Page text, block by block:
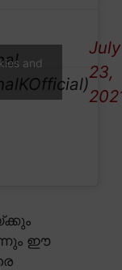
July
23,
and
ഈ